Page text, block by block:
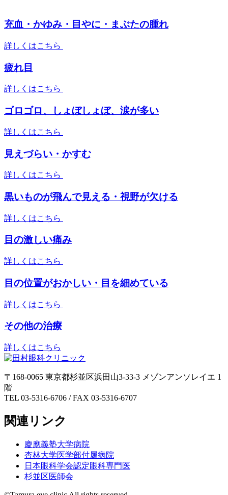
充血・かゆみ・目やに・まぶたの腫れ
詳しくはこちら
疲れ目
詳しくはこちら
ゴロゴロ、しょぼしょぼ、涙が多い
詳しくはこちら
見えづらい・かすむ
詳しくはこちら
黒いものが飛んで見える・視野が欠ける
詳しくはこちら
目の激しい痛み
詳しくはこちら
目の位置がおかしい・目を細めている
詳しくはこちら
その他の治療
詳しくはこちら
〒168-0065 東京都杉並区浜田山3-33-3 メゾンアンソレイエ 1
階
TEL 03-5316-6706 / FAX 03-5316-6707
関連リンク
慶應義塾大学病院
杏林大学医学部付属病院
日本眼科学会認定眼科専門医
杉並区医師会